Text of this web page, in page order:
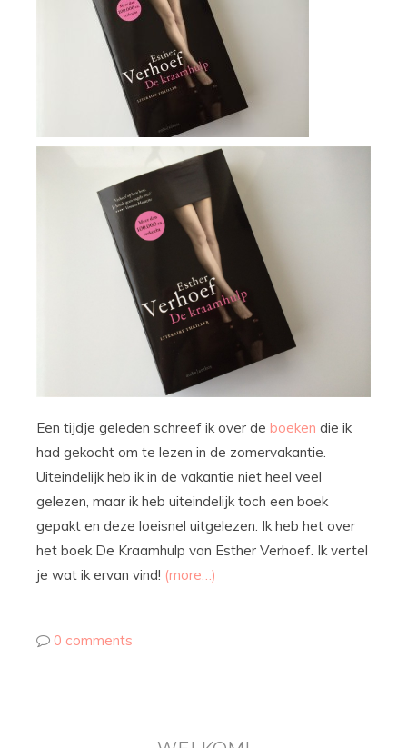
Een tijdje geleden schreef ik over de boeken die ik
had gekocht om te lezen in de zomervakantie.
Uiteindelijk heb ik in de vakantie niet heel veel
gelezen, maar ik heb uiteindelijk toch een boek
gepakt en deze loeisnel uitgelezen. Ik heb het over
het boek De Kraamhulp van Esther Verhoef. Ik vertel
je wat ik ervan vind! (more…)
0 comments